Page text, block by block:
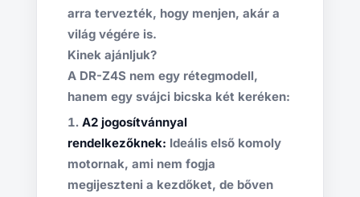
arra tervezték, hogy menjen, akár a
világ végére is.
Kinek ajánljuk?
A DR-Z4S nem egy rétegmodell,
hanem egy svájci bicska két keréken:
A2 jogosítvánnyal
rendelkezőknek: Ideális első komoly
motornak, ami nem fogja
megijeszteni a kezdőket, de bőven